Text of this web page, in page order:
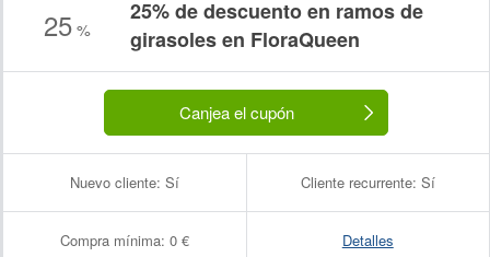
25 %
25% de descuento en ramos de
girasoles en FloraQueen
Canjea el cupón
Nuevo cliente: Sí Cliente recurrente: Sí
Compra mínima: 0 € Detalles